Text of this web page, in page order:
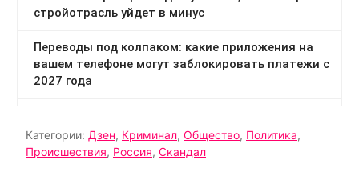
Категории: Дзен, Криминал, Общество, Политика,
Происшествия, Россия, Скандал